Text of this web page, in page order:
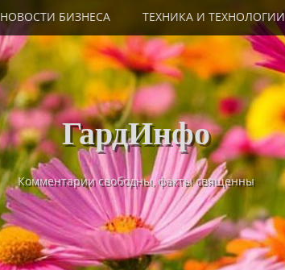
НОВОСТИ БИЗНЕСА ТЕХНИКА И ТЕХНОЛОГИИ
ГардИнфо
Комментарии свободны, факты священны